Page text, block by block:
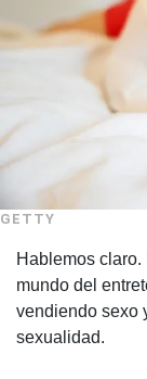
GETTY
Hablemos
mundo del
vendiendo sexo
sexualidad.